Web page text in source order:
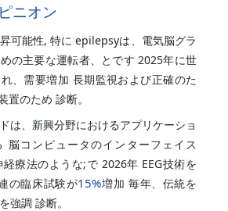
ニオン
可能性, 特に epilepsyは、電気脳グラ
の主要な運転者、とです 2025年に世
、需要増加 長期監視および正確のた
置のため 診断。
は、新興分野におけるアプリケーショ
脳コンピュータのインターフェイス
経療法のような;で 2026年 EEG技術を
の臨床試験が15%増加 毎年、伝統を
強調 診断。